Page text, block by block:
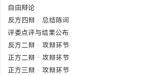
自由辩论
反方四辩 · 总结陈词
评委点评与结果公布
反方二辩 · 攻辩环节
正方二辩 · 攻辩环节
正方三辩 · 攻辩环节